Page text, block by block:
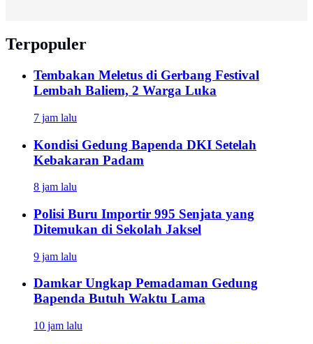
Terpopuler
Tembakan Meletus di Gerbang Festival
Lembah Baliem, 2 Warga Luka
7 jam lalu
Kondisi Gedung Bapenda DKI Setelah
Kebakaran Padam
8 jam lalu
Polisi Buru Importir 995 Senjata yang
Ditemukan di Sekolah Jaksel
9 jam lalu
Damkar Ungkap Pemadaman Gedung
Bapenda Butuh Waktu Lama
10 jam lalu